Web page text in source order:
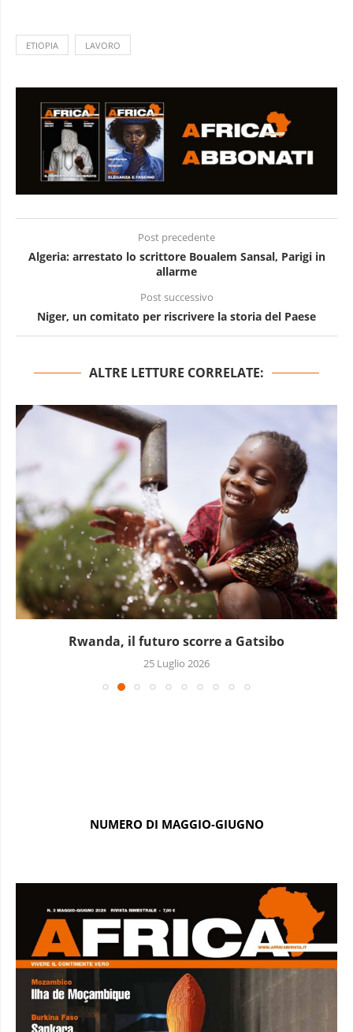
ETIOPIA LAVORO
Post precedente
Algeria: arrestato lo scrittore Boualem Sansal, Parigi in
allarme
Post successivo
Niger, un comitato per riscrivere la storia del Paese
ALTRE LETTURE CORRELATE:
Rwanda, il futuro scorre a Gatsibo
25 Luglio 2026
NUMERO DI MAGGIO-GIUGNO